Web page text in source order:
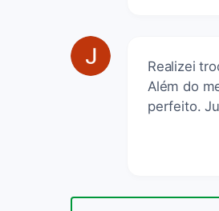
Realizei
Além do
perfeito.